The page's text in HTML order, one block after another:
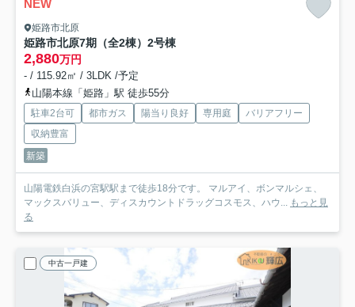
NEW
姫路市北原
姫路市北原7期（全2棟）2号棟
2,880万円
- / 115.92㎡ / 3LDK /予定
山陽本線「姫路」駅 徒歩55分
駐車2台可 都市ガス 陽当り良好 専用庭
バリアフリー
収納豊富
新築
山陽電鉄白浜の宮駅駅まで徒歩18分です。 マルアイ、ボンマルシェ、
マックスバリュー、ディスカウントドラッグコスモス、ハウ... もっと見
る
中古一戸建